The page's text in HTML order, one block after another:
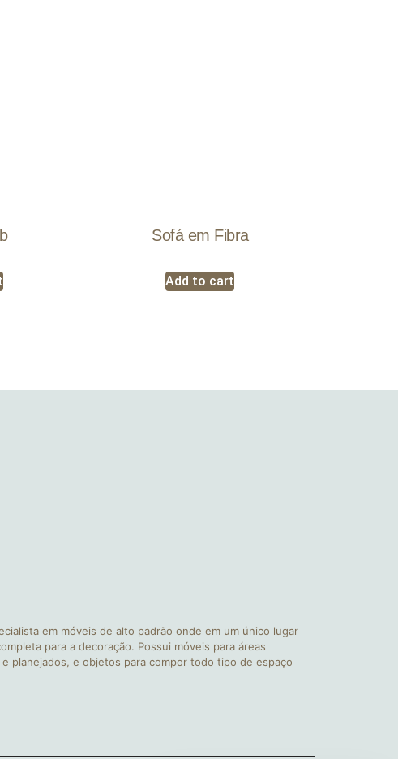
Sofá em Fibra
Add to cart
em móveis de alto padrão onde em um único lugar
para a decoração. Possui móveis para áreas
planejados, e objetos para compor todo tipo de espaço